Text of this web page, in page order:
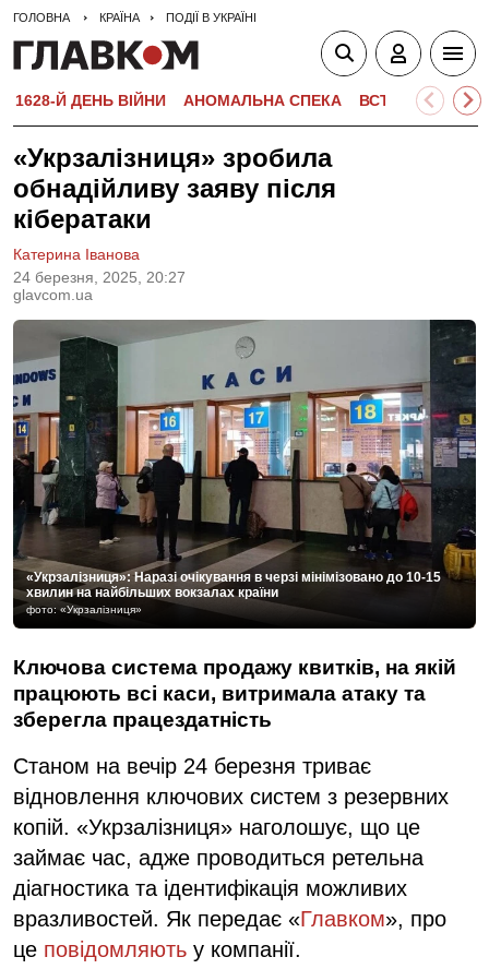
ГОЛОВНА КРАЇНА ПОДІЇ В УКРАЇНІ
1628-Й ДЕНЬ ВІЙНИ АНОМАЛЬНА СПЕКА ВСТУПНА
«Укрзалізниця» зробила
обнадійливу заяву після
кібератаки
24 березня, 2025, 20:27
glavcom.ua
Катерина Іванова
«Укрзалізниця»: Наразі очікування в черзі мінімізовано до 10-15
хвилин на найбільших вокзалах країни
фото: «Укрзалізниця»
Ключова система продажу квитків, на якій
працюють всі каси, витримала атаку та
зберегла працездатність
Станом на вечір 24 березня триває
відновлення ключових систем з резервних
копій. «Укрзалізниця» наголошує, що це
займає час, адже проводиться ретельна
діагностика та ідентифікація можливих
вразливостей. Як передає «Главком», про
це повідомляють у компанії.